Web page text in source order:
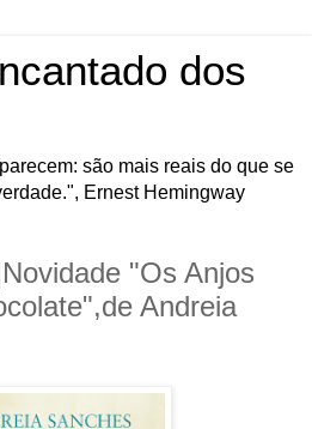
dos
são mais reais do que se
Ernest Hemingway
"Os Anjos
Andreia